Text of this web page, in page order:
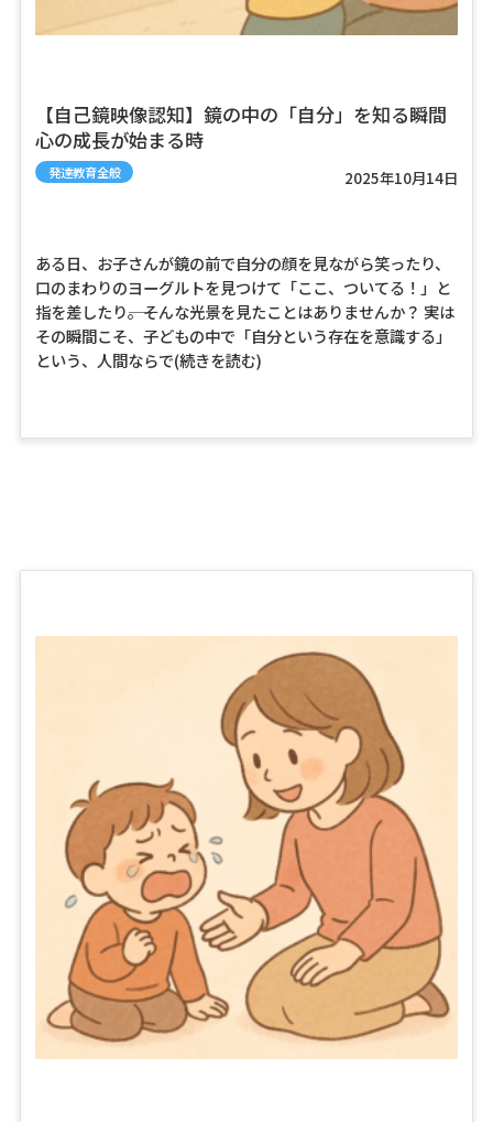
【自己鏡映像認知】鏡の中の「自分」を知る瞬間
心の成長が始まる時
発達教育全般 2025年10月14日
ある日、お子さんが鏡の前で自分の顔を見ながら笑ったり、
口のまわりのヨーグルトを見つけて「ここ、ついてる！」と
指を差したり――。そんな光景を見たことはありませんか？ 実は
その瞬間こそ、子どもの中で「自分という存在を意識する」
という、人間ならで(続きを読む)